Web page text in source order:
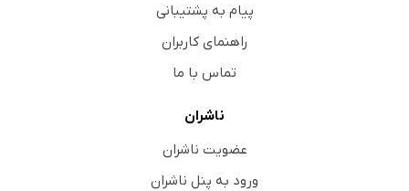
پیام به پشتیبانی
راهنمای کاربران
تماس با ما
ناشران
عضویت ناشران
ورود به پنل ناشران